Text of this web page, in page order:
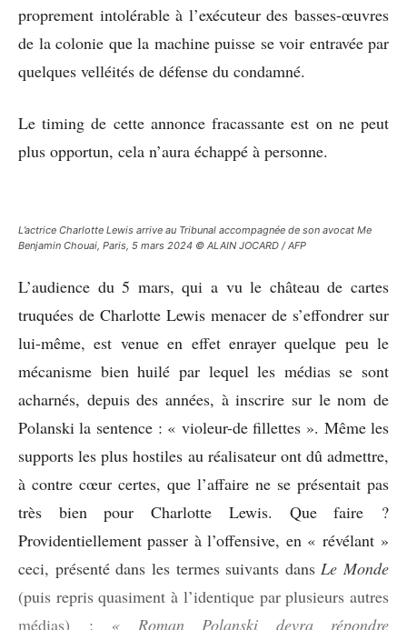
proprement intolérable à l’exécuteur des basses-œuvres
de la colonie que la machine puisse se voir entravée par
quelques velléités de défense du condamné.
Le timing de cette annonce fracassante est on ne peut
plus opportun, cela n’aura échappé à personne.
L’actrice Charlotte Lewis arrive au Tribunal accompagnée de son avocat Me
Benjamin Chouai, Paris, 5 mars 2024 © ALAIN JOCARD / AFP
L’audience du 5 mars, qui a vu le château de cartes
truquées de Charlotte Lewis menacer de s’effondrer sur
lui-même, est venue en effet enrayer quelque peu le
mécanisme bien huilé par lequel les médias se sont
acharnés, depuis des années, à inscrire sur le nom de
Polanski la sentence : « violeur-de fillettes ». Même les
supports les plus hostiles au réalisateur ont dû admettre,
à contre cœur certes, que l’affaire ne se présentait pas
très bien pour Charlotte Lewis. Que faire ?
Providentiellement passer à l’offensive, en « révélant »
ceci, présenté dans les termes suivants dans Le Monde
(puis repris quasiment à l’identique par plusieurs autres
médias) : « Roman Polanski devra répondre